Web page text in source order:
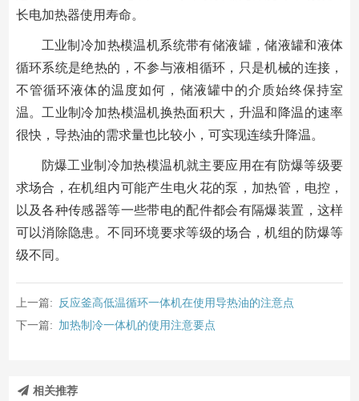
长电加热器使用寿命。
工业制冷加热模温机系统带有储液罐，储液罐和液体
循环系统是绝热的，不参与液相循环，只是机械的连接，
不管循环液体的温度如何，储液罐中的介质始终保持室
温。工业制冷加热模温机换热面积大，升温和降温的速率
很快，导热油的需求量也比较小，可实现连续升降温。
防爆工业制冷加热模温机就主要应用在有防爆等级要
求场合，在机组内可能产生电火花的泵，加热管，电控，
以及各种传感器等一些带电的配件都会有隔爆装置，这样
可以消除隐患。不同环境要求等级的场合，机组的防爆等
级不同。
上一篇:
反应釜高低温循环一体机在使用导热油的注意点
下一篇: 加热制冷一体机的使用注意要点
相关推荐